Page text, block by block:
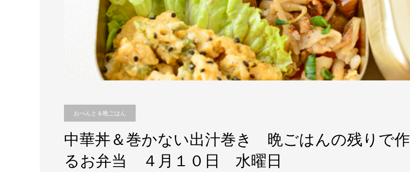
おべんと＆晩ごはん
中華丼＆巻かない出汁巻き 晩ごはんの残りで作
るお弁当 ４月１０日 水曜日